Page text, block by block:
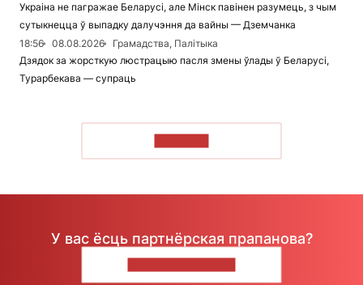
Украіна не пагражае Беларусі, але Мінск павінен разумець, з чым
сутыкнецца ў выпадку далучэння да вайны — Дземчанка
18:56
08.08.2026
Грамадства, Палітыка
Дзядок за жорсткую люстрацыю пасля змены ўлады ў Беларусі,
Турарбекава — супраць
У вас ёсць партнёрская прапанова?